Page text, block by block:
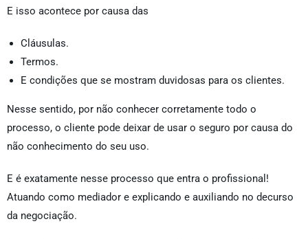
E isso acontece por causa das
Cláusulas.
Termos.
E condições que se mostram duvidosas para os clientes.
Nesse sentido, por não conhecer corretamente todo o
processo, o cliente pode deixar de usar o seguro por causa do
não conhecimento do seu uso.
E é exatamente nesse processo que entra o profissional!
Atuando como mediador e explicando e auxiliando no decurso
da negociação.